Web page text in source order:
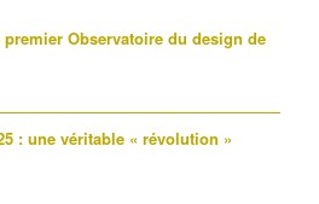
Observatoire du design de
: une véritable « révolution »